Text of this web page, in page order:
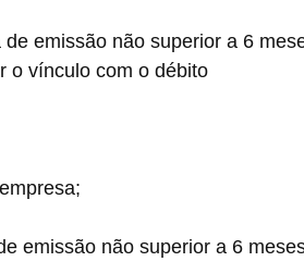
de emissão não superior a 6
o vínculo com o débito
empresa;
emissão não superior a 6